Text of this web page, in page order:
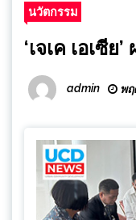
นวัตกรรม
‘เจเค เอเซี
admin พฤ